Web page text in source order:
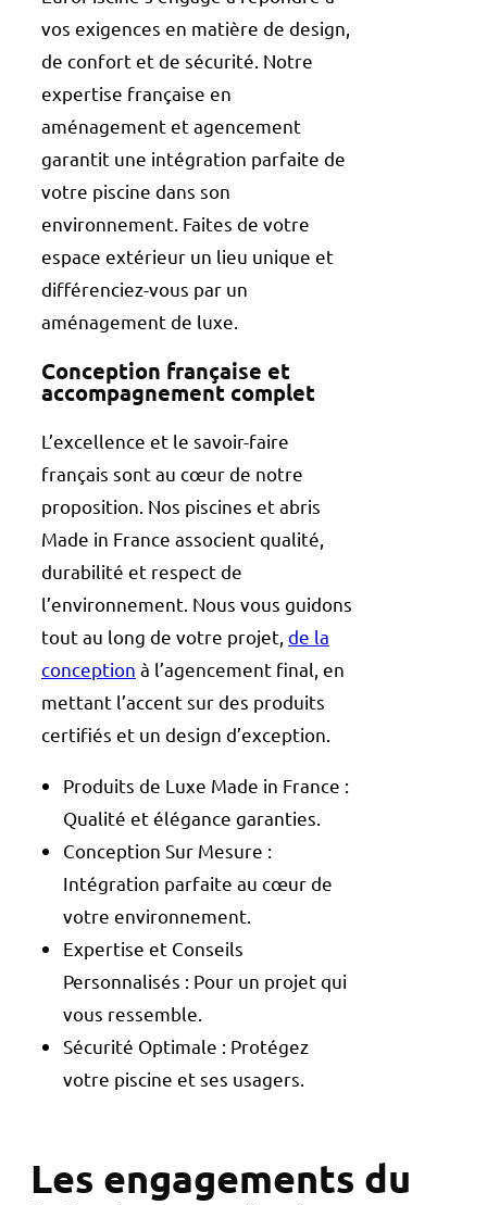
vos exigences en matière de design,
de confort et de sécurité. Notre
expertise française en
aménagement et agencement
garantit une intégration parfaite de
votre piscine dans son
environnement. Faites de votre
espace extérieur un lieu unique et
différenciez-vous par un
aménagement de luxe.
Conception française et
accompagnement complet
L’excellence et le savoir-faire
français sont au cœur de notre
proposition. Nos piscines et abris
Made in France associent qualité,
durabilité et respect de
l’environnement. Nous vous guidons
tout au long de votre projet, de la
conception à l’agencement final, en
mettant l’accent sur des produits
certifiés et un design d’exception.
Produits de Luxe Made in France :
Qualité et élégance garanties.
Conception Sur Mesure :
Intégration parfaite au cœur de
votre environnement.
Expertise et Conseils
Personnalisés : Pour un projet qui
vous ressemble.
Sécurité Optimale : Protégez
votre piscine et ses usagers.
Les engagements du